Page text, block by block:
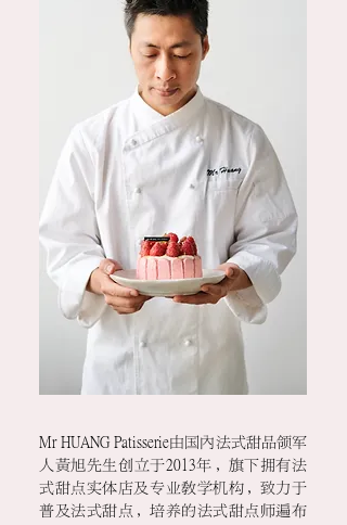
Mr HUANG Patisserie由国内法式甜品领军
人黄旭先生创立于2013年，旗下拥有法
式甜点实体店及专业教学机构，致力于
普及法式甜点，培养的法式甜点师遍布